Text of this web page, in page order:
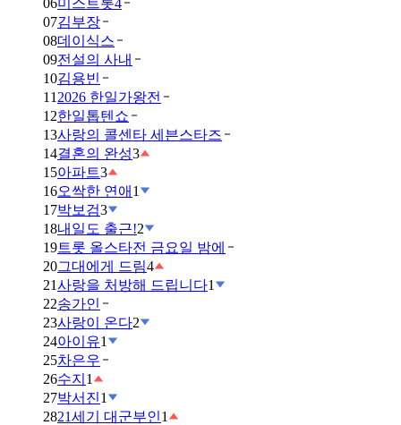
07김부장
08데이식스
09전설의 사내
10김용빈
11 2026 한일가왕전
12한일톱텐쇼
13사랑의 콜센타 세븐스타즈
14결혼의 완성3
15아파트3
16오싹한 연애 1
17박보검3
18내일도 출근!2
19트롯 올스타전 금요일 밤에
20그대에게 드림4
21사랑을 처방해 드립니다1
22송가인
23사랑이 온다2
24아이유1
25차은우
26수지 1
27박서진1
2821세기 대군부인1